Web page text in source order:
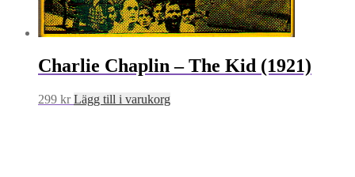
Charlie Chaplin – The Kid (1921)
299 kr Lägg till i varukorg